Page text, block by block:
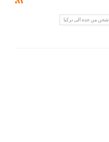
شحن من جدة الى تركيا